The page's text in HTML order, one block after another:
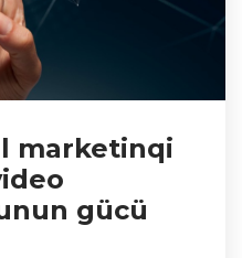
marketinqi
gücü